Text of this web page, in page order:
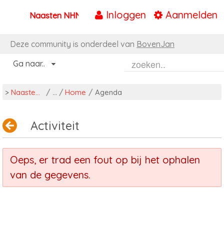
Naar content
Inloggen Aanmelden
Naasten NHN
Deze community is onderdeel van BovenJan
Ga naar..
> Naasten NHN / Home / Agenda
Activiteit
Oeps, er trad een fout op bij het ophalen
van de gegevens.